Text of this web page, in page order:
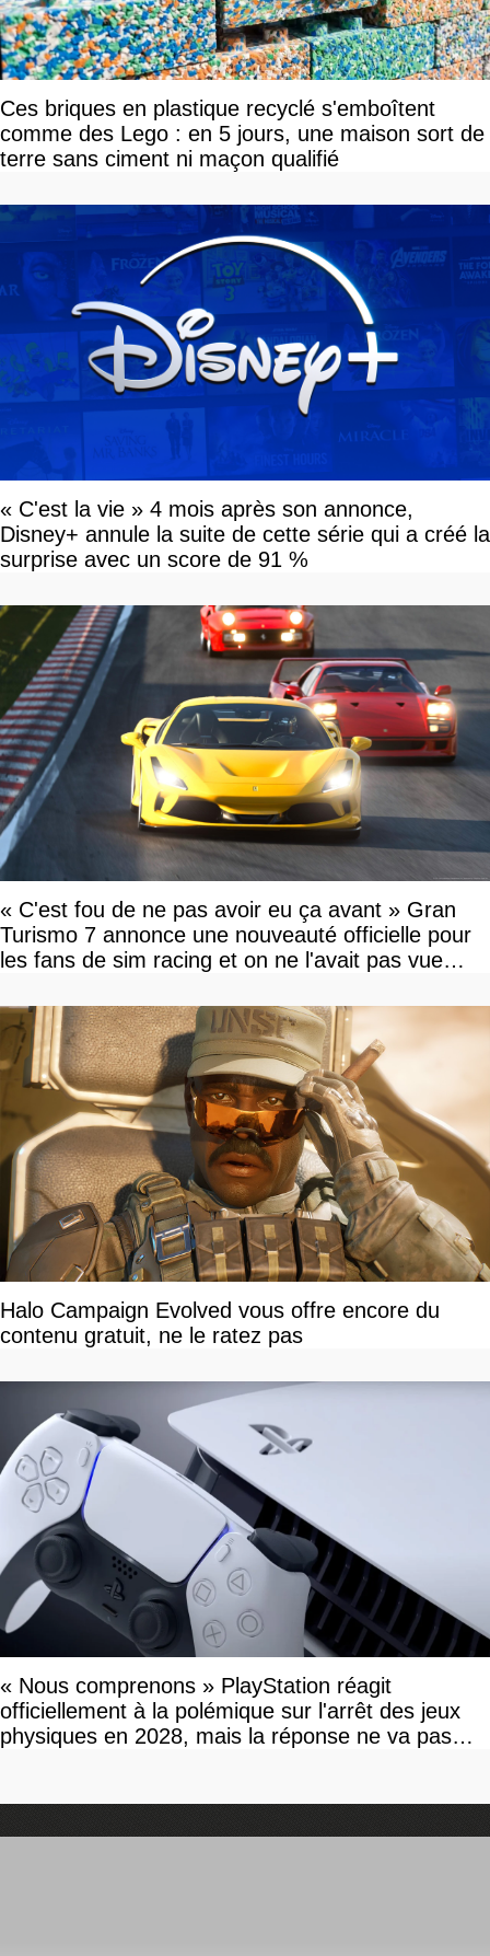
Ces briques en plastique recyclé s'emboîtent
comme des Lego : en 5 jours, une maison sort de
terre sans ciment ni maçon qualifié
« C'est la vie » 4 mois après son annonce,
Disney+ annule la suite de cette série qui a créé la
surprise avec un score de 91 %
« C'est fou de ne pas avoir eu ça avant » Gran
Turismo 7 annonce une nouveauté officielle pour
les fans de sim racing et on ne l'avait pas vue
Halo Campaign Evolved vous offre encore du
contenu gratuit, ne le ratez pas
« Nous comprenons » PlayStation réagit
officiellement à la polémique sur l'arrêt des jeux
physiques en 2028, mais la réponse ne va pas